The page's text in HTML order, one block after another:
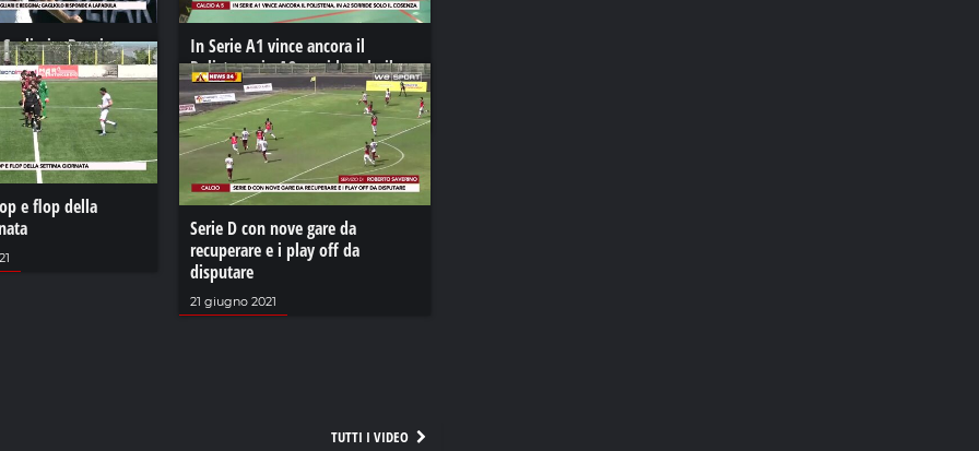
e Reggina,
a Lapadula
In Serie A1 vince ancora il
Polistena, in A2 sorride solo il
Cosenza
19 ottobre 2021
e flop della
Serie D con nove gare da
recuperare e i play off da
disputare
21 giugno 2021
TUTTI I VIDEO